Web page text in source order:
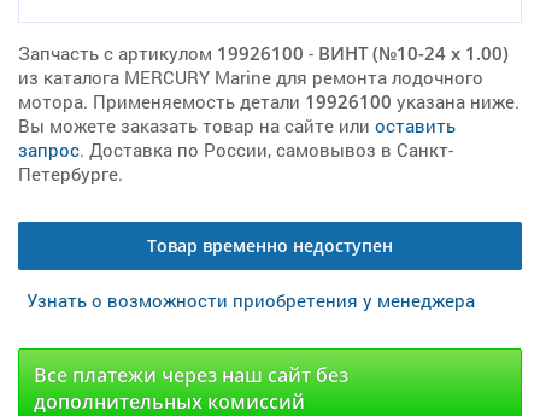
Запчасть с артикулом 19926100 - ВИНТ (№10-24 x 1.00)
из каталога MERCURY Marine для ремонта лодочного
мотора. Применяемость детали 19926100 указана ниже.
Вы можете заказать товар на сайте или оставить
запрос. Доставка по России, самовывоз в Санкт-
Петербурге.
Товар временно недоступен
Узнать о возможности приобретения у менеджера
Все платежи через наш сайт без
дополнительных комиссий